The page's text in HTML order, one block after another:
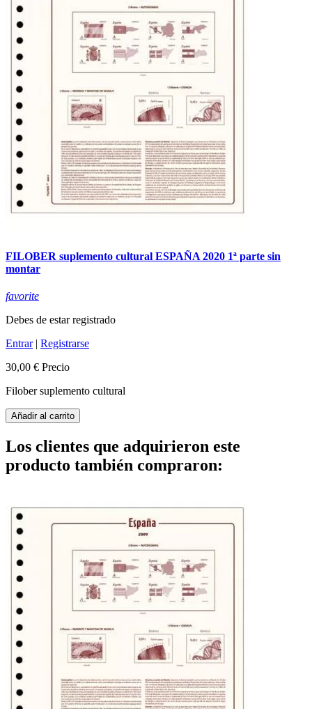
FILOBER suplemento cultural ESPAÑA 2020 1ª parte sin
montar
favorite
Debes de estar registrado
Entrar| Registrarse
30,00 € Precio
Filober suplemento cultural
Añadir al carrito
Los clientes que adquirieron este
producto también compraron: